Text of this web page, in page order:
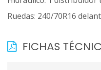
Ruedas: 240/70R16
FICHAS